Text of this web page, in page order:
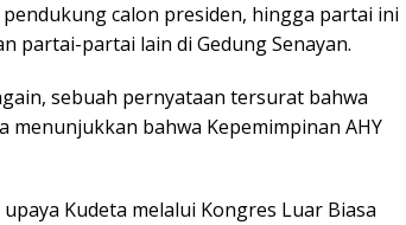
calon presiden, hingga partai ini
partai-partai lain di Gedung Senayan.
sebuah pernyataan tersurat bahwa
bahwa Kepemimpinan AHY
Kudeta melalui Kongres Luar Biasa